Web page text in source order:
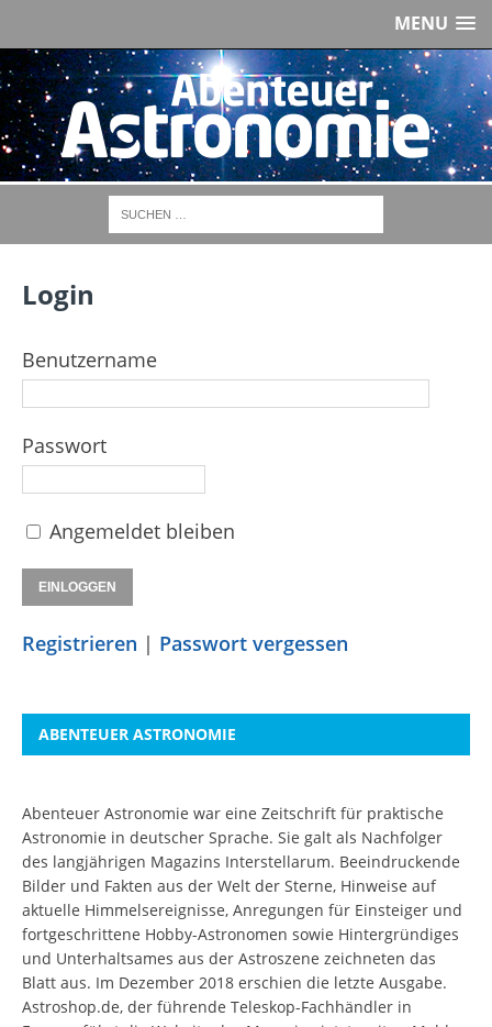
MENU
Login
Benutzername
Passwort
Angemeldet bleiben
Registrieren | Passwort vergessen
ABENTEUER ASTRONOMIE
Abenteuer Astronomie war eine Zeitschrift für praktische
Astronomie in deutscher Sprache. Sie galt als Nachfolger
des langjährigen Magazins Interstellarum. Beeindruckende
Bilder und Fakten aus der Welt der Sterne, Hinweise auf
aktuelle Himmelsereignisse, Anregungen für Einsteiger und
fortgeschrittene Hobby-Astronomen sowie Hintergründiges
und Unterhaltsames aus der Astroszene zeichneten das
Blatt aus. Im Dezember 2018 erschien die letzte Ausgabe.
Astroshop.de, der führende Teleskop-Fachhändler in